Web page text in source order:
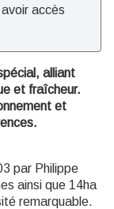
accès
alliant
et fraîcheur.
et
par Philippe
ainsi que 14ha
remarquable.